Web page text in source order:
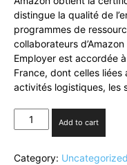
distingue la qualité de
programmes de
collaborateurs
Employer est accordée
France, dont celles
activités logistiques, les
Amazon
est
Top
Add to cart
Category: Uncategorized